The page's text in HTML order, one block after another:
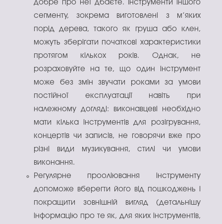
добре про неї дбаєте. Інструменти іншого
сегменту, зокрема виготовлені з м’яких
порід дерева, такого як груша або клен,
можуть зберігати початкові характеристики
протягом кількох років. Однак, не
розраховуйте на те, що один інструмент
може без змін звучати роками за умови
постійної експлуатації навіть при
належному догляді: виконавцеві необхідно
мати кілька інструментів для розігрування,
концертів чи записів, не говорячи вже про
різні види музикування, стилі чи умови
виконання.
Регулярне прооліювання інструменту
допоможе вберегти його від пошкоджень і
покращити зовнішній вигляд (детальнішу
інформацію про те як, для яких інструментів,